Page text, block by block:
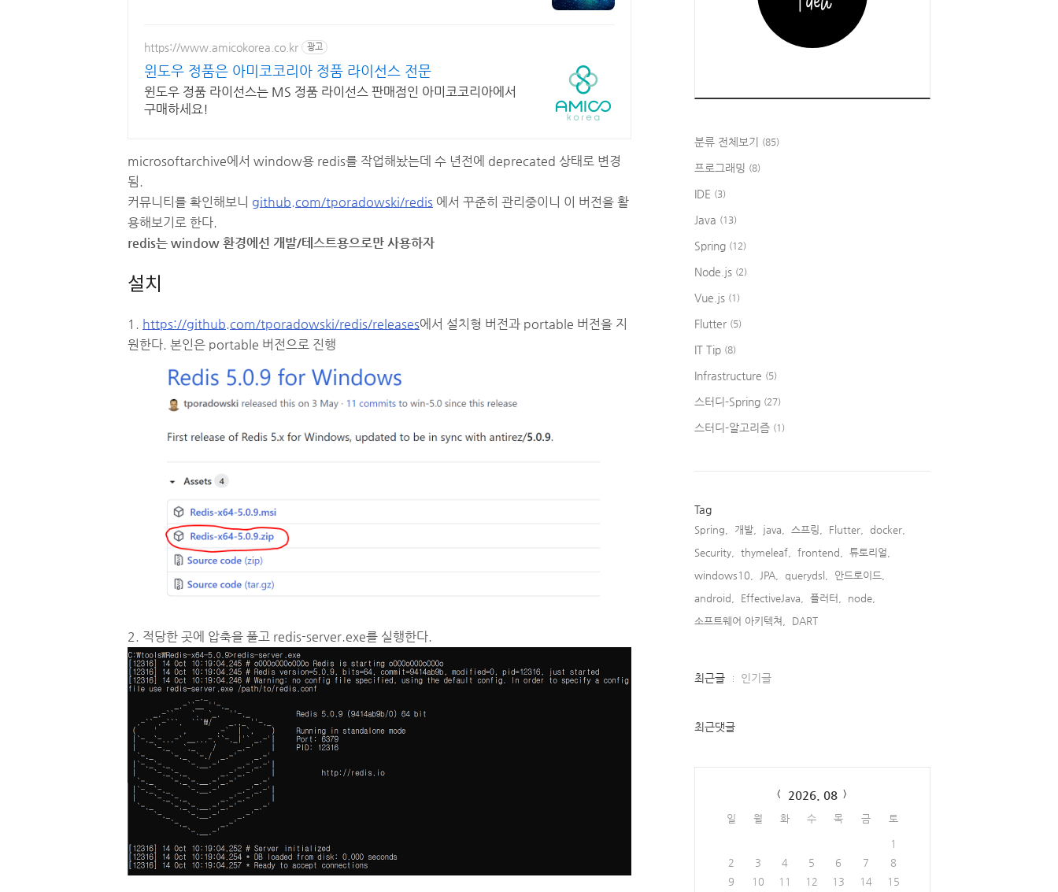
https://www.amicokorea.co.kr 광고
윈도우 정품은 아미코코리아 정품 라이선스 전문
윈도우 정품 라이선스는 MS 정품 라이선스 판매점인 아미코코리아에서
구매하세요!
microsoftarchive에서 window용 redis를 작업해놨는데 수 년전에 deprecated 상태로 변경
됨.
커뮤니티를 확인해보니 github.com/tporadowski/redis 에서 꾸준히 관리중이니 이 버전을 활
용해보기로 한다.
redis는 window 환경에선 개발/테스트용으로만 사용하자
설치
1. https://github.com/tporadowski/redis/releases에서 설치형 버전과 portable 버전을 지
원한다. 본인은 portable 버전으로 진행
2. 적당한 곳에 압축을 풀고 redis-server.exe를 실행한다.
분류 전체보기 (85)
프로그래밍 (8)
IDE (3)
Java (13)
Spring (12)
Node.js (2)
Vue.js (1)
Flutter (5)
IT Tip (8)
Infrastructure (5)
스터디-Spring (27)
스터디-알고리즘 (1)
Tag
Spring, 개발, java, 스프링, Flutter,
docker,
Security,
thymeleaf, frontend,
튜토리얼,
windows10,
JPA, querydsl,
안드로이드,
android,
EffectiveJava, 플러터,
node,
소프트웨어 아키텍쳐,
DART,
최
인
최근글 인기글
최근댓글
2026. 08
일 월 화 수 목 금 토
1
2
3 4 5 6 7
8
9
10 11 12 13 14
15